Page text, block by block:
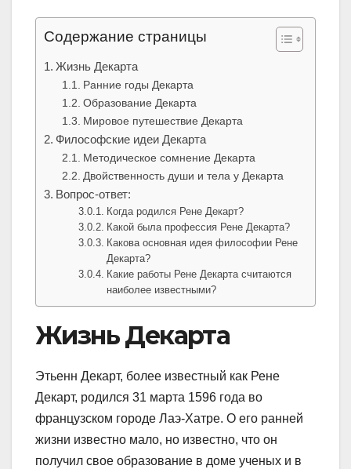
Содержание страницы
Жизнь Декарта
Ранние годы Декарта
Образование Декарта
Мировое путешествие Декарта
Философские идеи Декарта
Методическое сомнение Декарта
Двойственность души и тела у Декарта
Вопрос-ответ:
Когда родился Рене Декарт?
Какой была профессия Рене Декарта?
Какова основная идея философии Рене
Декарта?
Какие работы Рене Декарта считаются
наиболее известными?
Жизнь Декарта
Этьенн Декарт, более известный как Рене
Декарт, родился 31 марта 1596 года во
французском городе Лаэ-Хатре. О его ранней
жизни известно мало, но известно, что он
получил свое образование в доме ученых и в